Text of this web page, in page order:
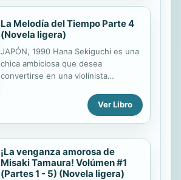
meseras se disfrazan de criaturas
mágicas y adoptan una personalidad
exagerada. Pero para su desgracia...
el papel que le tocará interpretar a
ella... ¡será una demonio súcubo
sádica!. Contenido. Capítulo 2: ¡El
La Melodía del Tiempo Parte 4
(Novela ligera)
JAPÓN, 1990 Hana Sekiguchi es una
chica ambiciosa que desea
convertirse en una violínista
pueblo natal, un día descubrirá una
misteriosa pieza musical llamada La
Melodía del Tiempo, que le permitirá
como su nombre lo indica, viajar en
el tiempo. Lo que vera en el futuro...
¿hará que cambie su forma de ser?.
Parte 5: https://bit.ly/2QR0jSt
Ver Libro
¡La venganza amorosa de
Misaki Tamaura! Volúmen #1
(Partes 1 - 5) (Novela ligera)